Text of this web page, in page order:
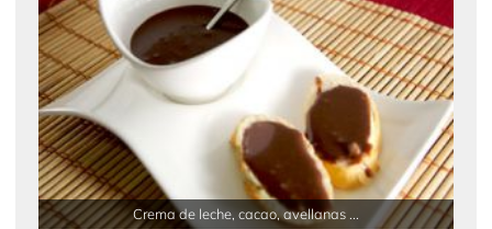
Crema de leche, cacao, avellanas ...